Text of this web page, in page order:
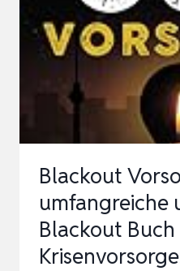
Blackout
umfangreiche
Blackout